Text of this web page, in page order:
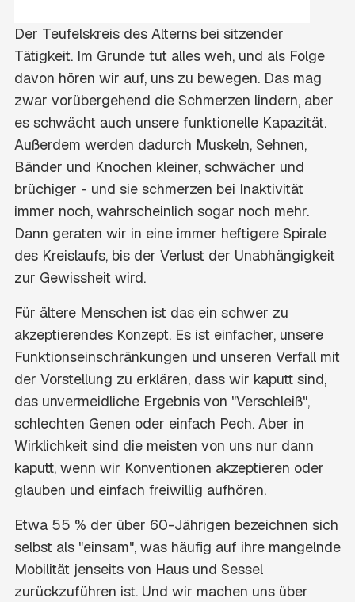
Der Teufelskreis des Alterns bei sitzender
Tätigkeit. Im Grunde tut alles weh, und als Folge
davon hören wir auf, uns zu bewegen. Das mag
zwar vorübergehend die Schmerzen lindern, aber
es schwächt auch unsere funktionelle Kapazität.
Außerdem werden dadurch Muskeln, Sehnen,
Bänder und Knochen kleiner, schwächer und
brüchiger - und sie schmerzen bei Inaktivität
immer noch, wahrscheinlich sogar noch mehr.
Dann geraten wir in eine immer heftigere Spirale
des Kreislaufs, bis der Verlust der Unabhängigkeit
zur Gewissheit wird.
Für ältere Menschen ist das ein schwer zu
akzeptierendes Konzept. Es ist einfacher, unsere
Funktionseinschränkungen und unseren Verfall mit
der Vorstellung zu erklären, dass wir kaputt sind,
das unvermeidliche Ergebnis von "Verschleiß",
schlechten Genen oder einfach Pech. Aber in
Wirklichkeit sind die meisten von uns nur dann
kaputt, wenn wir Konventionen akzeptieren oder
glauben und einfach freiwillig aufhören.
Etwa 55 % der über 60-Jährigen bezeichnen sich
selbst als "einsam", was häufig auf ihre mangelnde
Mobilität jenseits von Haus und Sessel
zurückzuführen ist. Und wir machen uns über